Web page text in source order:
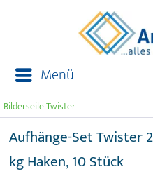
Menü
Bilderseile Twister
Aufhänge-Set Twister
kg Haken, 10 Stück